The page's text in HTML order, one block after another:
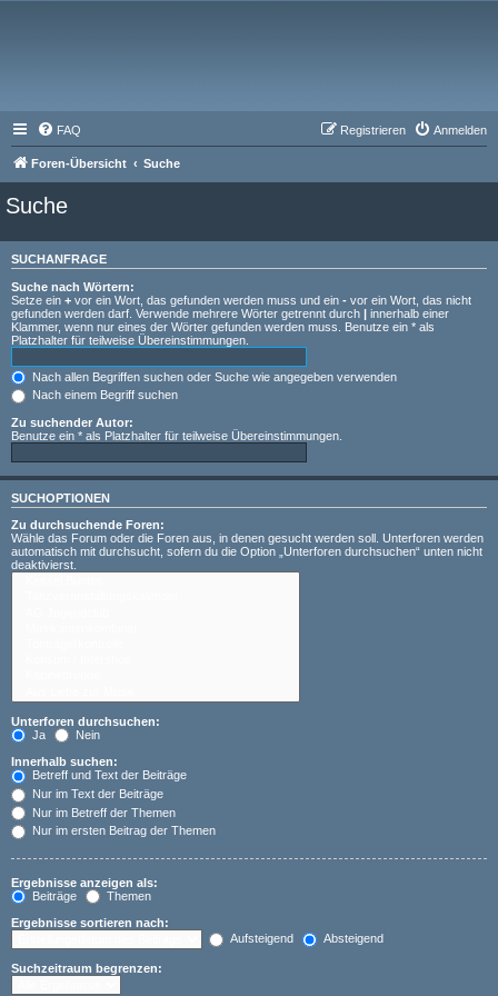
FAQ Anmelden
Registrieren
Foren-Übersicht Suche
Suche
SUCHANFRAGE
Suche nach Wörtern:
Setze ein + vor ein Wort, das gefunden werden muss und ein - vor ein Wort, das nicht
gefunden werden darf. Verwende mehrere Wörter getrennt durch | innerhalb einer
Klammer, wenn nur eines der Wörter gefunden werden muss. Benutze ein * als
Platzhalter für teilweise Übereinstimmungen.
Nach allen Begriffen suchen oder Suche wie angegeben verwenden
Nach einem Begriff suchen
Zu suchender Autor:
Benutze ein * als Platzhalter für teilweise Übereinstimmungen.
SUCHOPTIONEN
Zu durchsuchende Foren:
Wähle das Forum oder die Foren aus, in denen gesucht werden soll. Unterforen werden
automatisch mit durchsucht, sofern du die Option „Unterforen durchsuchen“ unten nicht
deaktivierst.
Unterforen durchsuchen:
Ja
Nein
Innerhalb suchen:
Betreff und Text der Beiträge
Nur im Text der Beiträge
Nur im Betreff der Themen
Nur im ersten Beitrag der Themen
Ergebnisse anzeigen als:
Beiträge
Themen
Ergebnisse sortieren nach:
Aufsteigend
Absteigend
Suchzeitraum begrenzen: